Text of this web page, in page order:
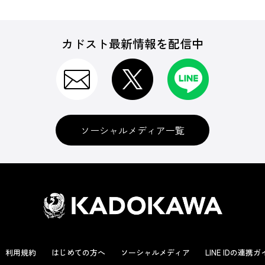
カドスト最新情報を配信中
ソーシャルメディア一覧
利用規約 はじめての方へ ソーシャルメディア LINE IDの連携ガ